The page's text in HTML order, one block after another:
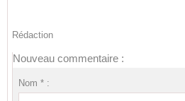
Rédaction
Nouveau commentaire :
Nom * :